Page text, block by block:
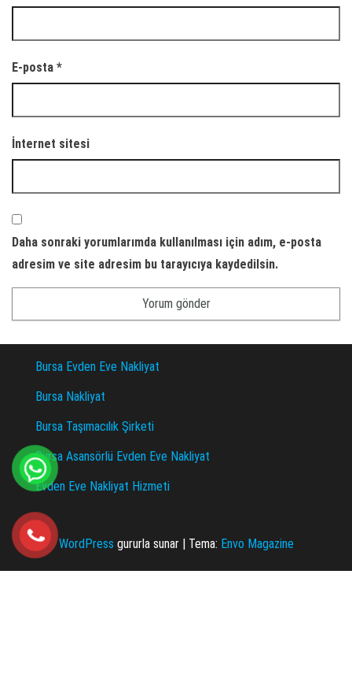
E-posta *
İnternet sitesi
Daha sonraki yorumlarımda kullanılması için adım, e-posta
adresim ve site adresim bu tarayıcıya kaydedilsin.
Bursa Evden Eve Nakliyat
Bursa Nakliyat
Bursa Taşımacılık Şirketi
Bursa Asansörlü Evden Eve Nakliyat
Evden Eve Nakliyat Hizmeti
WordPress gururla sunar | Tema: Envo Magazine